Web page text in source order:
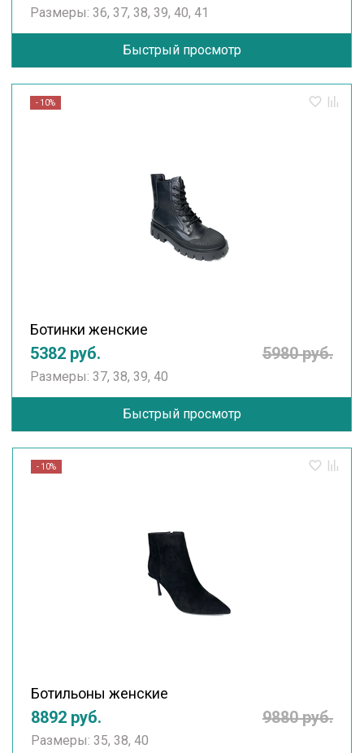
Размеры: 36, 37, 38, 39, 40, 41
Быстрый просмотр
- 10%
Ботинки женские
5382 руб. 5980 руб.
Размеры: 37, 38, 39, 40
Быстрый просмотр
- 10%
Ботильоны женские
8892 руб. 9880 руб.
Размеры: 35, 38, 40